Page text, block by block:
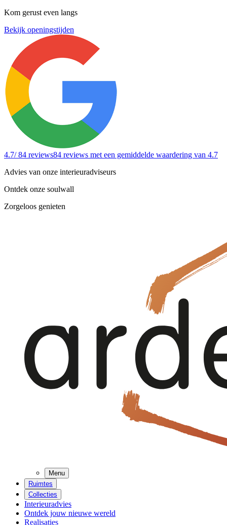
Kom gerust even langs
Bekijk openingstijden
4.7/ 84 reviews84 reviews met een gemiddelde waardering van 4.7
Advies van onze interieuradviseurs
Ontdek onze soulwall
Zorgeloos genieten
Menu
Ruimtes
Collecties
Interieuradvies
Ontdek jouw nieuwe wereld
Realisaties